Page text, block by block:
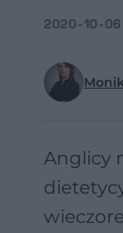
2020-10-06
Anglicy